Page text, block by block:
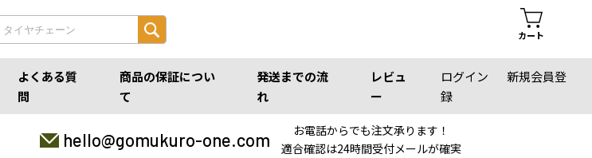
カート
よくある質
問
商品の保証につい
て
発送までの流
れ
レビュ
ー
ログイン
新規会員登
録
hello@gomukuro-one.com
お電話からでも注文承ります！
適合確認は24時間受付メールが確実